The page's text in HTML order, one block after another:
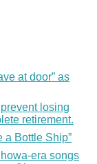
at door” as
losing
retirement.
a Bottle Ship”
era songs